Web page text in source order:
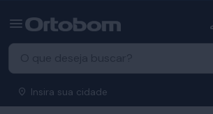
Insira sua cidade